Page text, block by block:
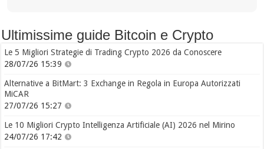
Ultimissime guide Bitcoin e Crypto
Le 5 Migliori Strategie di Trading Crypto 2026 da Conoscere
28/07/26 15:39
Alternative a BitMart: 3 Exchange in Regola in Europa Autorizzati
MiCAR
27/07/26 15:27
Le 10 Migliori Crypto Intelligenza Artificiale (AI) 2026 nel Mirino
24/07/26 17:42